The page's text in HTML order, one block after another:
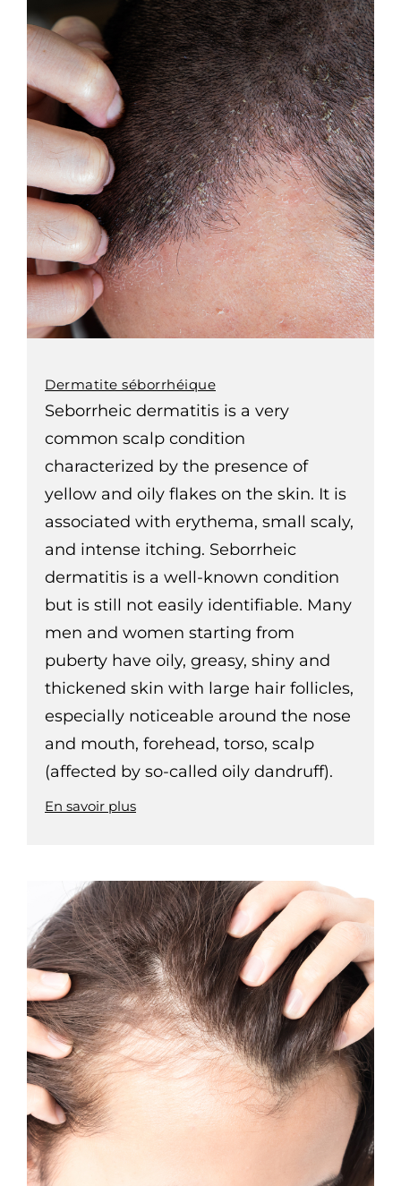
Dermatite séborrhéique
Seborrheic dermatitis is a very
common scalp condition
characterized by the presence of
yellow and oily flakes on the skin. It is
associated with erythema, small scaly,
and intense itching. Seborrheic
dermatitis is a well-known condition
but is still not easily identifiable. Many
men and women starting from
puberty have oily, greasy, shiny and
thickened skin with large hair follicles,
especially noticeable around the nose
and mouth, forehead, torso, scalp
(affected by so-called oily dandruff).
En savoir plus